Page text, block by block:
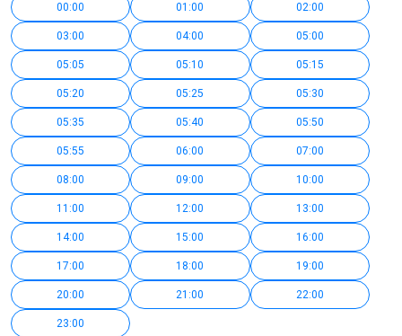
00:00 01:00 02:00
03:00 04:00 05:00
05:05 05:10 05:15
05:20 05:25 05:30
05:35 05:40 05:50
05:55 06:00 07:00
08:00 09:00 10:00
11:00 12:00 13:00
14:00 15:00 16:00
17:00 18:00 19:00
20:00 21:00 22:00
23:00